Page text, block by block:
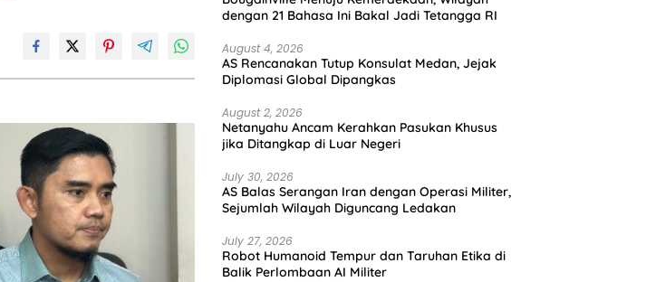
dengan 21 Bahasa Ini Bakal Jadi Tetangga RI
August 4, 2026
AS Rencanakan Tutup Konsulat Medan, Jejak
Diplomasi Global Dipangkas
August 2, 2026
Netanyahu Ancam Kerahkan Pasukan Khusus
jika Ditangkap di Luar Negeri
July 30, 2026
AS Balas Serangan Iran dengan Operasi Militer,
Sejumlah Wilayah Diguncang Ledakan
July 27, 2026
Robot Humanoid Tempur dan Taruhan Etika di
Balik Perlombaan AI Militer